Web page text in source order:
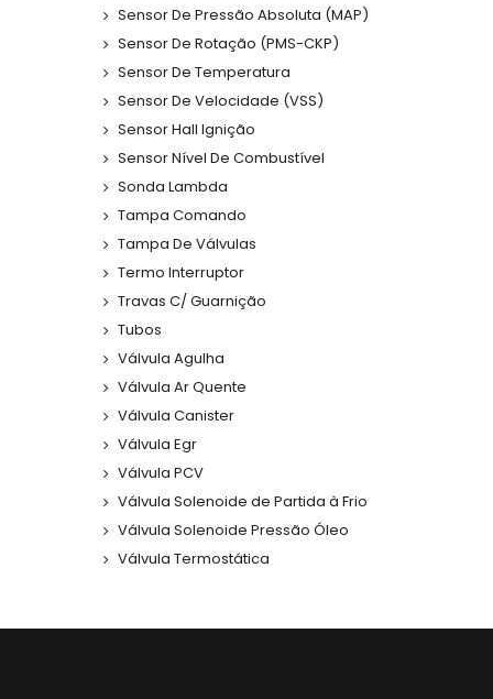
Sensor De Pressão Absoluta (MAP)
Sensor De Rotação (PMS-CKP)
Sensor De Temperatura
Sensor De Velocidade (VSS)
Sensor Hall Ignição
Sensor Nível De Combustível
Sonda Lambda
Tampa Comando
Tampa De Válvulas
Termo Interruptor
Travas C/ Guarnição
Tubos
Válvula Agulha
Válvula Ar Quente
Válvula Canister
Válvula Egr
Válvula PCV
Válvula Solenoide de Partida à Frio
Válvula Solenoide Pressão Óleo
Válvula Termostática